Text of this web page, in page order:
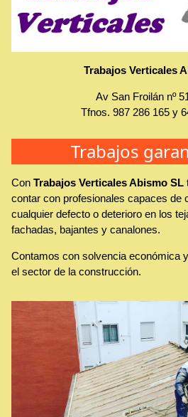
Trabajos Verticales
Av San Froilán nº
Tfnos. 987 286 165y
Trabajos
Con Trabajos Verticales Abismo SL
contar con profesionales capaces de
cualquier defecto o deterioro en los
fachadas, bajantes y canalones.
Contamos con solvencia económica
el sector de la construcción.